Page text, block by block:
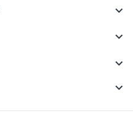



